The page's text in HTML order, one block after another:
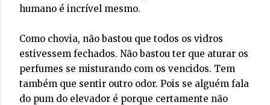
humano é incrível mesmo.
Como chovia, não bastou que todos os vidros
estivessem fechados. Não bastou ter que aturar os
perfumes se misturando com os vencidos. Tem
também que sentir outro odor. Pois se alguém fala
do pum do elevador é porque certamente não